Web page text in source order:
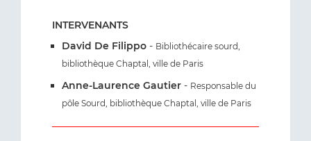
INTERVENANTS
David De Filippo - Bibliothécaire sourd,
bibliothèque Chaptal, ville de Paris
Anne-Laurence Gautier - Responsable du
pôle Sourd, bibliothèque Chaptal, ville de Paris